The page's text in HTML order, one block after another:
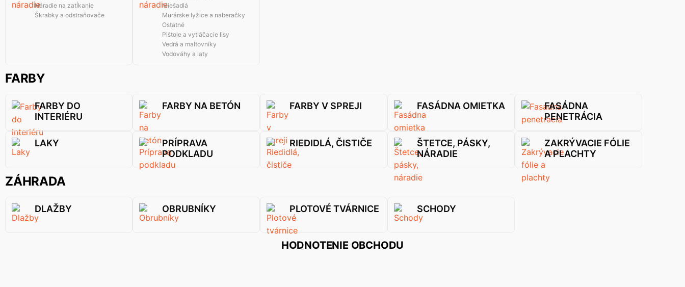
Náradie na zatĺkanie
Škrabky a odstraňovače
Miešadlá
Murárske lyžice a naberačky
Ostatné
Pištole a vytláčacie lisy
Vedrá a maltovníky
Vodováhy a laty
FARBY
FARBY DO
INTERIÉRU
FARBY NA BETÓN FARBY V SPREJI FASÁDNA OMIETKA
FASÁDNA
PENETRÁCIA
LAKY
PRÍPRAVA
PODKLADU
RIEDIDLÁ, ČISTIČE
ŠTETCE, PÁSKY,
NÁRADIE
ZAKRÝVACIE FÓLIE
A PLACHTY
ZÁHRADA
DLAŽBY OBRUBNÍKY PLOTOVÉ TVÁRNICE SCHODY
HODNOTENIE OBCHODU